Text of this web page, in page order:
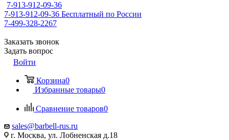
7-913-912-09-36
7-913-912-09-36 Бесплатный по России
7-499-328-2267
Заказать звонок
Задать вопрос
Войти
Корзина0
Избранные товары0
Сравнение товаров0
sales@barbell-rus.ru
г. Москва, ул. Лобненская д.18